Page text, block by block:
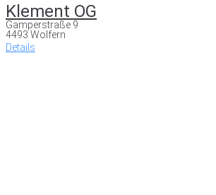
Klement OG
Gamperstraße 9
4493 Wolfern
Details